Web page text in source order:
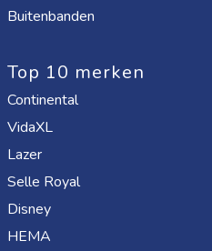
Buitenbanden
Top 10 merken
Continental
VidaXL
Lazer
Selle Royal
Disney
HEMA